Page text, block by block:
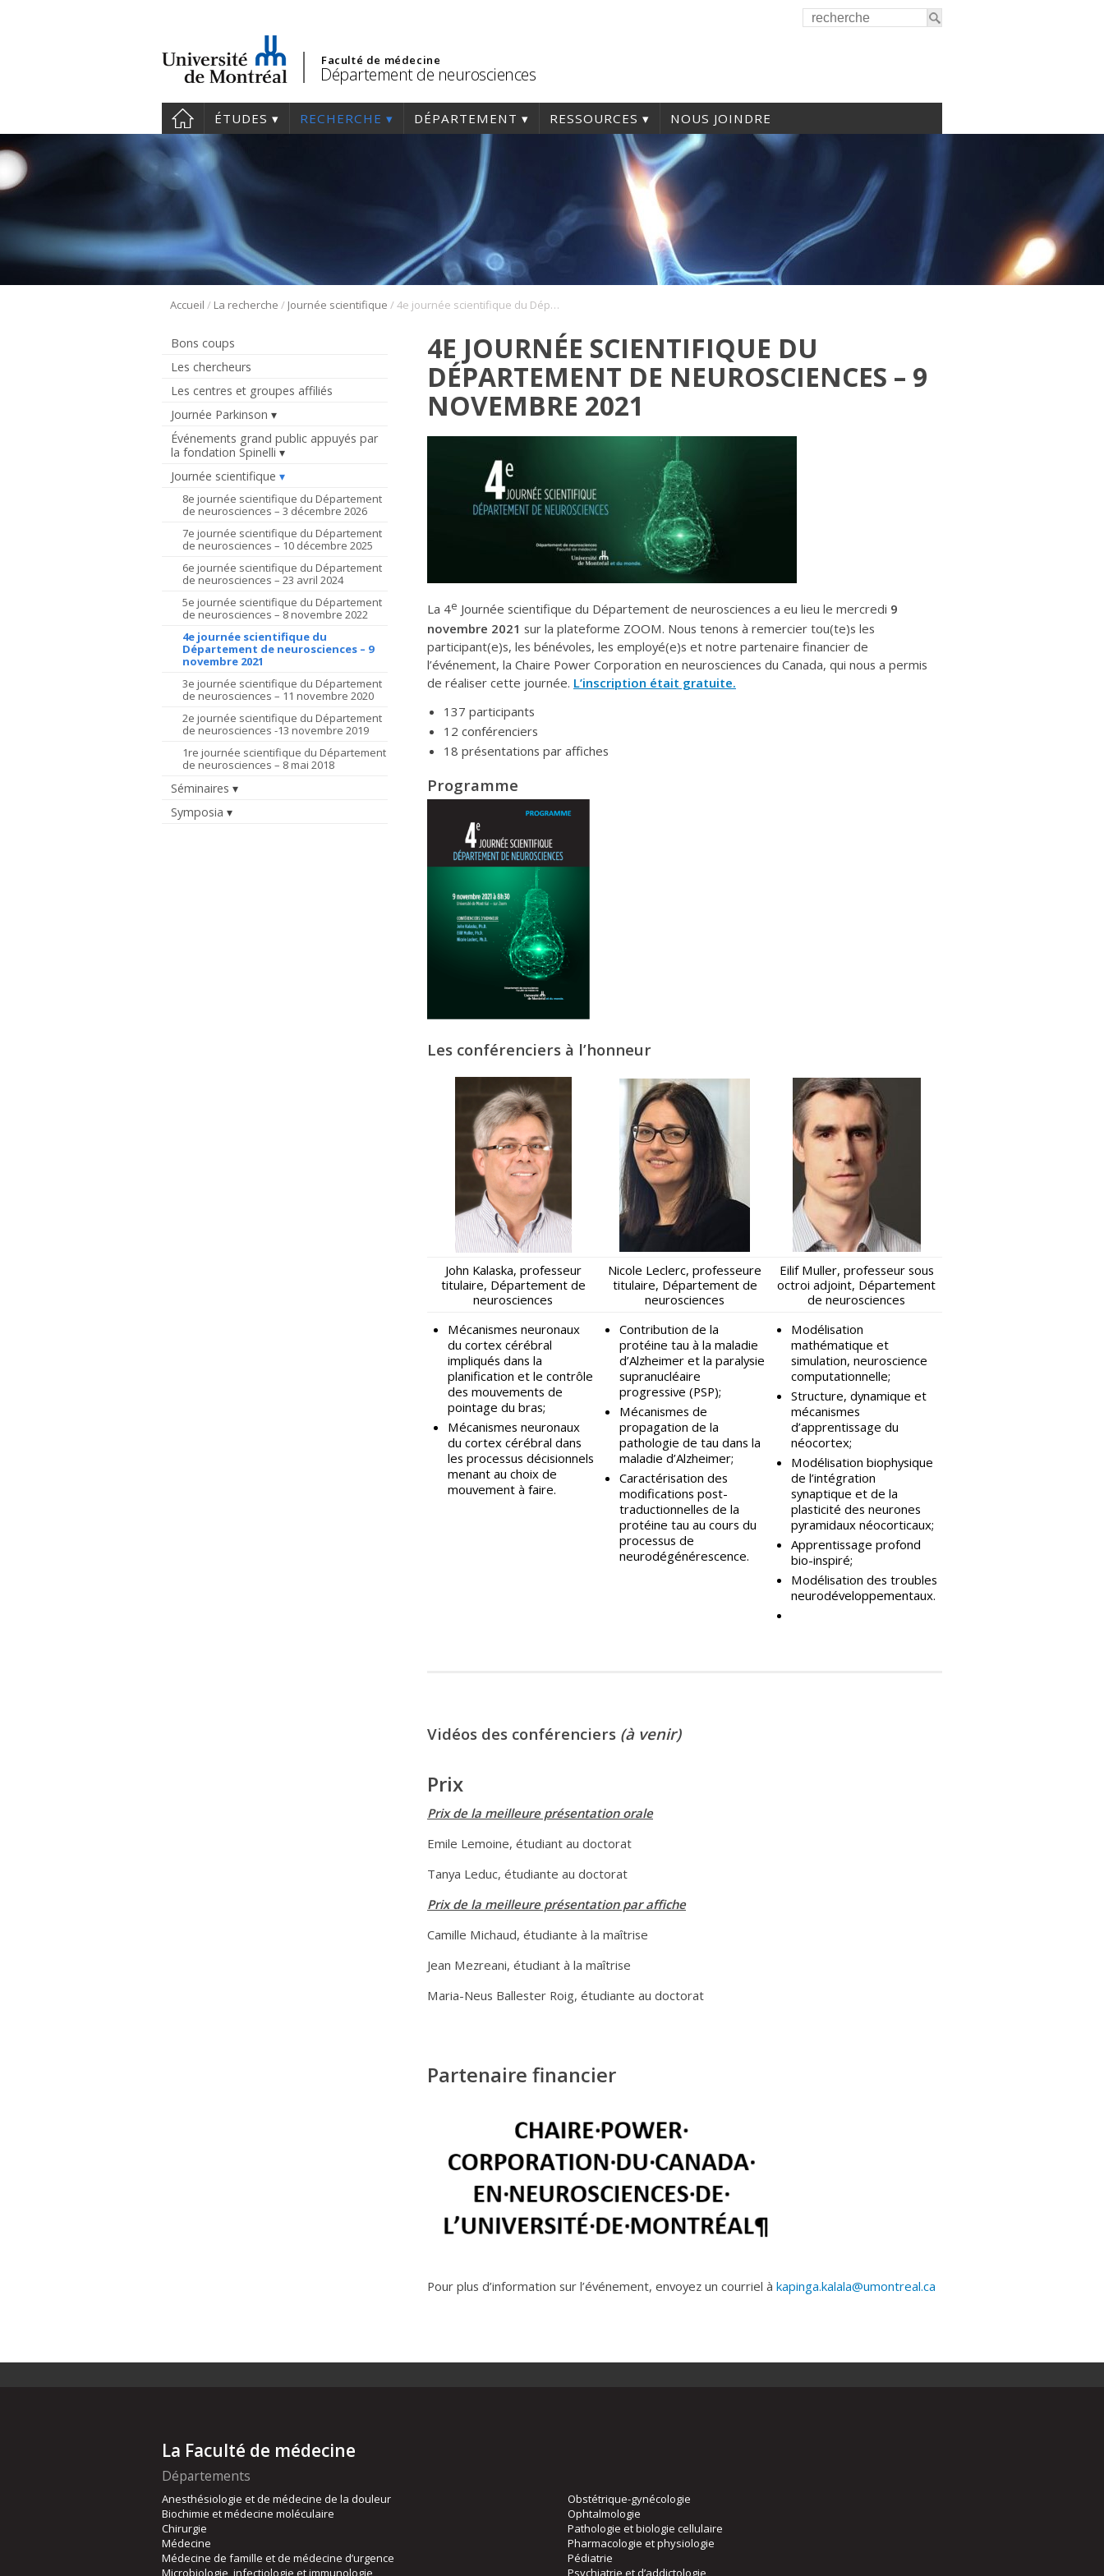
Faculté de médecine
Département de neurosciences
ÉTUDES RECHERCHE DÉPARTEMENT RESSOURCES NOUS JOINDRE
Accueil / La recherche / Journée scientifique / 4e journée scientifique du Département de neurosciences – 9 novembre 2021
Bons coups
Les chercheurs
Les centres et groupes affiliés
Journée Parkinson
Événements grand public appuyés par
la fondation Spinelli
Journée scientifique
8e journée scientifique du Département
de neurosciences – 3 décembre 2026
7e journée scientifique du Département
de neurosciences – 10 décembre 2025
6e journée scientifique du Département
de neurosciences – 23 avril 2024
5e journée scientifique du Département
de neurosciences – 8 novembre 2022
4e journée scientifique du
Département de neurosciences – 9
novembre 2021
3e journée scientifique du Département
de neurosciences – 11 novembre 2020
2e journée scientifique du Département
de neurosciences -13 novembre 2019
1re journée scientifique du Département
de neurosciences – 8 mai 2018
Séminaires
Symposia
4E JOURNÉE SCIENTIFIQUE DU
DÉPARTEMENT DE NEUROSCIENCES – 9
NOVEMBRE 2021
La 4e Journée scientifique du Département de neurosciences a eu lieu le mercredi 9
novembre 2021 sur la plateforme ZOOM. Nous tenons à remercier tou(te)s les
participant(e)s, les bénévoles, les employé(e)s et notre partenaire financier de
l’événement, la Chaire Power Corporation en neurosciences du Canada, qui nous a permis
de réaliser cette journée. L’inscription était gratuite.
137 participants
12 conférenciers
18 présentations par affiches
Programme
Les conférenciers à l’honneur
John Kalaska, professeur
titulaire, Département de
neurosciences
Nicole Leclerc, professeure
titulaire, Département de
neurosciences
Eilif Muller, professeur sous
octroi adjoint, Département
de neurosciences
Mécanismes neuronaux
du cortex cérébral
impliqués dans la
planification et le contrôle
des mouvements de
pointage du bras;
Mécanismes neuronaux
du cortex cérébral dans
les processus décisionnels
menant au choix de
mouvement à faire.
Contribution de la
protéine tau à la maladie
d’Alzheimer et la paralysie
supranucléaire
progressive (PSP);
Mécanismes de
propagation de la
pathologie de tau dans la
maladie d’Alzheimer;
Caractérisation des
modifications post-
traductionnelles de la
protéine tau au cours du
processus de
neurodégénérescence.
Modélisation
mathématique et
simulation, neuroscience
computationnelle;
Structure, dynamique et
mécanismes
d’apprentissage du
néocortex;
Modélisation biophysique
de l’intégration
synaptique et de la
plasticité des neurones
pyramidaux néocorticaux;
Apprentissage profond
bio-inspiré;
Modélisation des troubles
neurodéveloppementaux.
Vidéos des conférenciers (à venir)
Prix
Prix de la meilleure présentation orale
Emile Lemoine, étudiant au doctorat
Tanya Leduc, étudiante au doctorat
Prix de la meilleure présentation par affiche
Camille Michaud, étudiante à la maîtrise
Jean Mezreani, étudiant à la maîtrise
Maria-Neus Ballester Roig, étudiante au doctorat
Partenaire financier
Pour plus d’information sur l’événement, envoyez un courriel à kapinga.kalala@umontreal.ca
La Faculté de médecine
Départements
Anesthésiologie et de médecine de la douleur
Biochimie et médecine moléculaire
Chirurgie
Médecine
Médecine de famille et de médecine d’urgence
Microbiologie, infectiologie et immunologie
Obstétrique-gynécologie
Ophtalmologie
Pathologie et biologie cellulaire
Pharmacologie et physiologie
Pédiatrie
Psychiatrie et d’addictologie